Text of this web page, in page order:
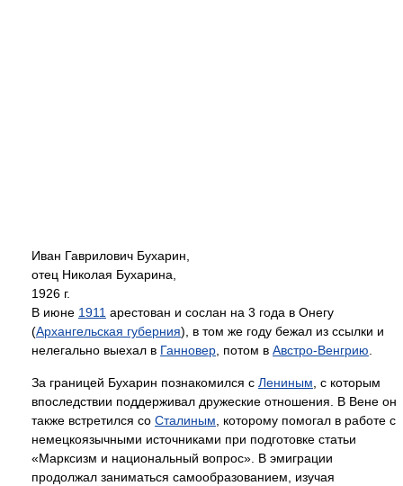
Иван Гаврилович Бухарин,
отец Николая Бухарина,
1926 г.
В июне 1911 арестован и сослан на 3 года в Онегу
(Архангельская губерния), в том же году бежал из ссылки и
нелегально выехал в Ганновер , потом в Австро-Венгрию
За границей Бухарин познакомился с Лениным , с которым
впоследствии поддерживал дружеские отношения. В Вене он
также встретился со Сталиным , которому помогал в работе с
немецкоязычными источниками при подготовке статьи
«Марксизм и национальный вопрос». В эмиграции
продолжал заниматься самообразованием, изучая